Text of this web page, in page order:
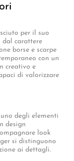
per il suo
dal carattere
borse e scarpe
con un
creativo e
di valorizzare
degli elementi
design
look
si distinguono
ai dettagli.